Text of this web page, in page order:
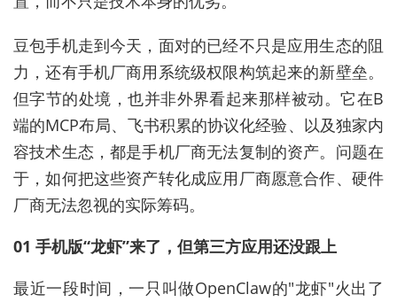
豆包手机走到今天，面对的已经不只是应用生态的阻
力，还有手机厂商用系统级权限构筑起来的新壁垒。
但字节的处境，也并非外界看起来那样被动。它在B
端的MCP布局、飞书积累的协议化经验、以及独家内
容技术生态，都是手机厂商无法复制的资产。问题在
于，如何把这些资产转化成应用厂商愿意合作、硬件
厂商无法忽视的实际筹码。
01 手机版“龙虾”来了，但第三方应用还没跟上
最近一段时间，一只叫做OpenClaw的"龙虾"火出了